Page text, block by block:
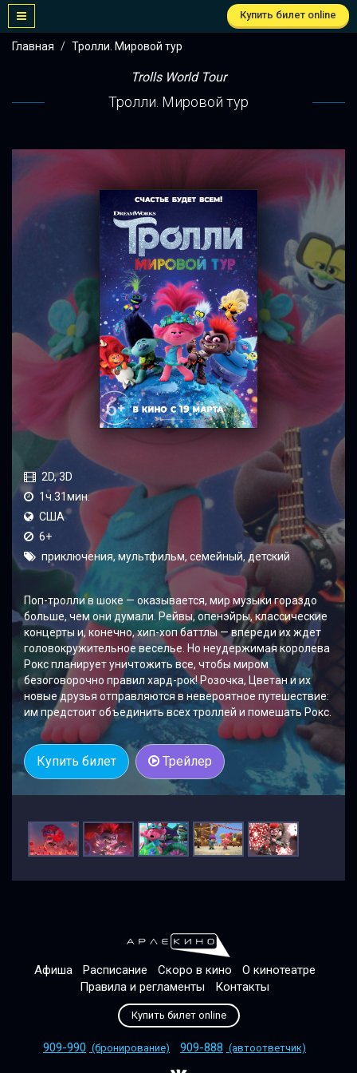
Купить билет online
Главная Тролли. Мировой тур
Trolls World Tour
Тролли. Мировой тур
2D, 3D
1ч.31мин.
США
6+
приключения, мультфильм, семейный, детский
Поп-тролли в шоке — оказывается, мир музыки гораздо
больше, чем они думали. Рейвы, опенэйры, классические
концерты и, конечно, хип-хоп баттлы — впереди их ждет
головокружительное веселье. Но неудержимая королева
Рокс планирует уничтожить все, чтобы миром
безоговорочно правил хард-рок! Розочка, Цветан и их
новые друзья отправляются в невероятное путешествие:
им предстоит объединить всех троллей и помешать Рокс.
Купить билет Трейлер
Афиша Расписание Скоро в кино
О кинотеатре
Правила и регламенты
Контакты
Купить билет online
909-990 (бронирование) 909-888 (автоответчик)